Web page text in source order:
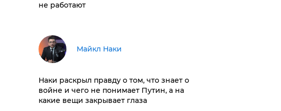
не работают
Майкл Наки
Наки раскрыл правду о том, что знает о
войне и чего не понимает Путин, а на
какие вещи закрывает глаза